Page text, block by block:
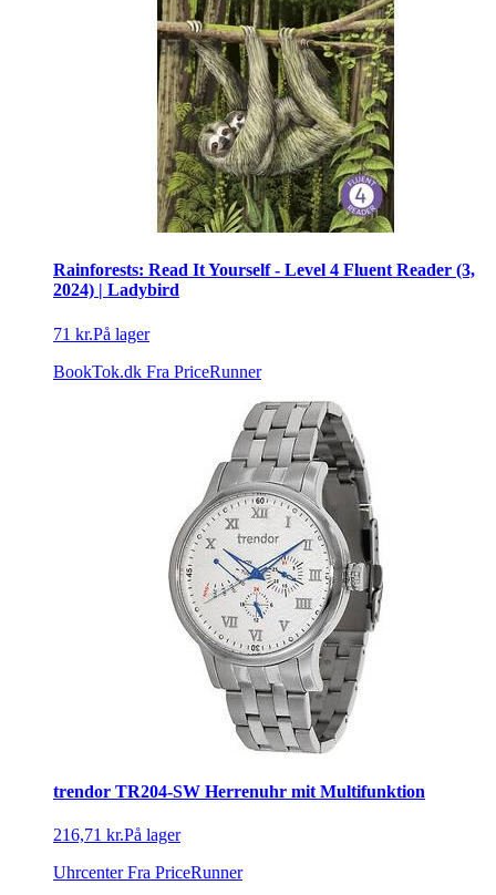
Rainforests: Read It Yourself - Level 4 Fluent Reader (3,
2024) | Ladybird
71 kr.På lager
BookTok.dk Fra PriceRunner
trendor TR204-SW Herrenuhr mit Multifunktion
216,71 kr.På lager
Uhrcenter Fra PriceRunner